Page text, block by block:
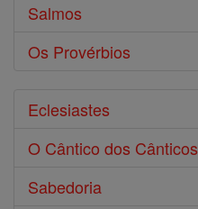
Salmos
Os Provérbios
Eclesiastes
O Cântico dos Cânticos
Sabedoria